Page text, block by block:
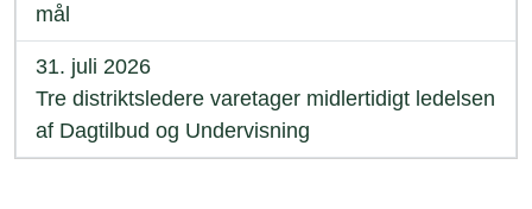
mål
31. juli 2026
Tre distriktsledere varetager midlertidigt ledelsen
af Dagtilbud og Undervisning